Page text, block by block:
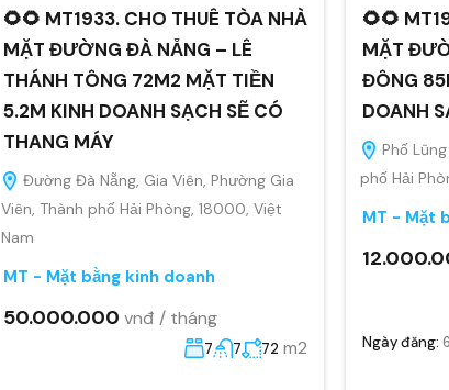
🌻🌻 MT1933. CHO THUÊ TÒA NHÀ
MẶT ĐƯỜNG ĐÀ NẴNG – LÊ
THÁNH TÔNG 72M2 MẶT TIỀN
5.2M KINH DOANH SẠCH SẼ CÓ
THANG MÁY
Đường Đà Nẵng, Gia Viên, Phường Gia
Viên, Thành phố Hải Phòng, 18000, Việt
Nam
MT - Mặt bằng kinh doanh
50.000.000 vnđ / tháng
7 7 72 m2
🌻🌻
MẶT
ĐÔNG
DOANH
Phố
phố Hải
MT - Mặt
Ngày đăng: